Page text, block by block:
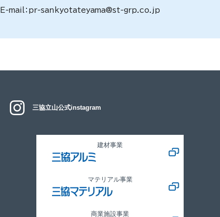
E-mail：pr-sankyotateyama@st-grp.co.jp
三協立山公式instagram
建材事業
マテリアル事業
商業施設事業